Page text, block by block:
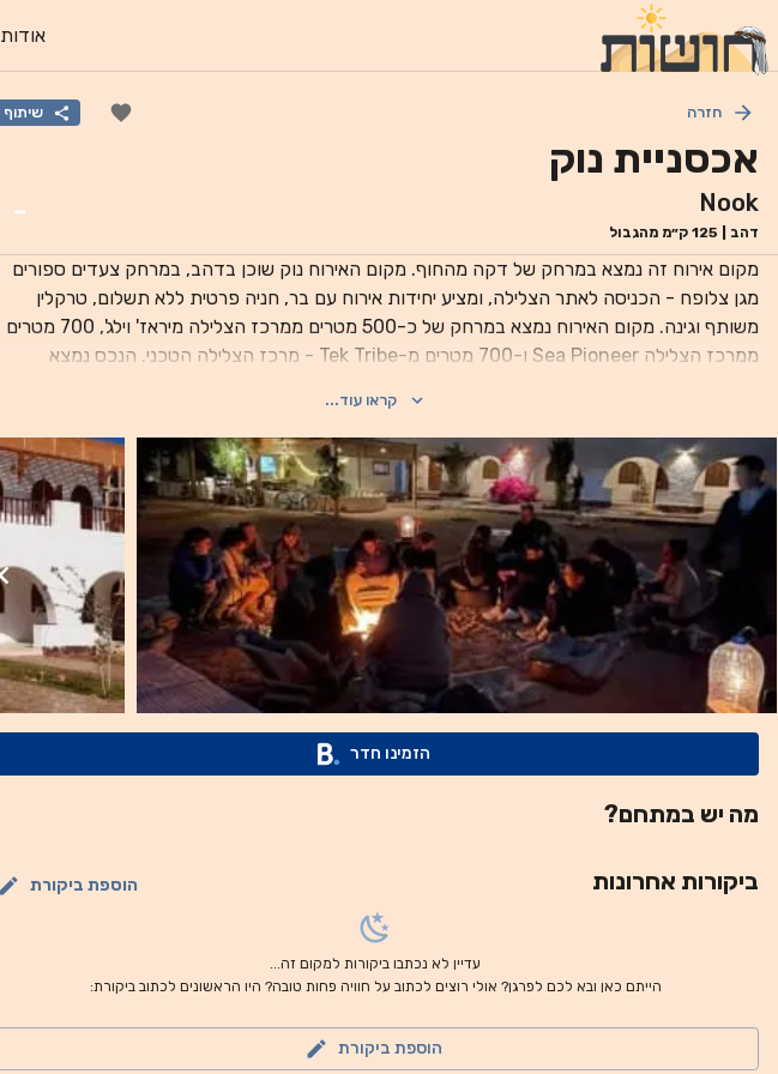
אודות
חזרה שיתוף
אכסניית נוק
Nook
דהב 125 ק״מ מהגבול
-
מקום אירוח זה נמצא במרחק של דקה מהחוף. מקום האירוח נוק שוכן בדהב, במרחק צעדים ספורים
מגן צלופח - הכניסה לאתר הצלילה, ומציע יחידות אירוח עם בר, חניה פרטית ללא תשלום, טרקלין
משותף וגינה. מקום האירוח נמצא במרחק של כ-500 מטרים ממרכז הצלילה מיראז' וילג', 700 מטרים
ממרכז הצלילה Sea Pioneer ו-700 מטרים מ-Tek Tribe - מרכז הצלילה הטכני. הנכס נמצא
החדרים כוללים מיזוג אוויר וחדר רחצה פרטי. אורחי מקום האירוח יכולים ליהנות מארוחת בוקר
קונטיננטלית.
קראו עוד...
הזמינו חדר
מה יש במתחם?
ביקורות אחרונות הוספת ביקורת
עדיין לא נכתבו ביקורות למקום זה...
הייתם כאן ובא לכם לפרגן? אולי רוצים לכתוב על חוויה פחות טובה? היו הראשונים לכתוב ביקורת:
הוספת ביקורת